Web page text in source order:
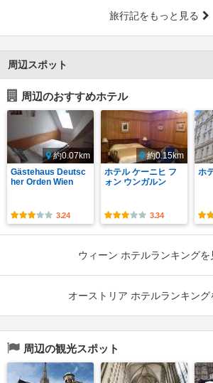
旅行記をもっと見る
周辺スポット
周辺のおすすめホテル
約0.07km
Gästehaus Deutsc
her Orden Wien
3.24
約0.15km
ホテル ケーニヒ フ
ォン ウンガルン
3.34
ホ
ウィーン ホテルランキングを
オーストリア ホテルランキング
周辺の観光スポット